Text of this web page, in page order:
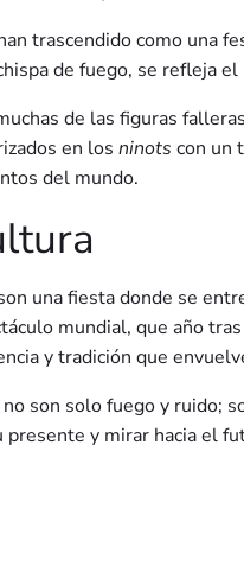
trascendido como una
de fuego, se refleja
de las figuras
en los ninots con un
del mundo.
una fiesta donde se
mundial, que año
y tradición que
son solo fuego y ruido;
presente y mirar hacia el